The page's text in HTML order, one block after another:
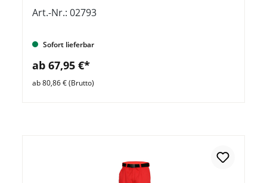
Art.-Nr.: 02793
Sofort lieferbar
ab 67,95 €*
ab 80,86 € (Brutto)